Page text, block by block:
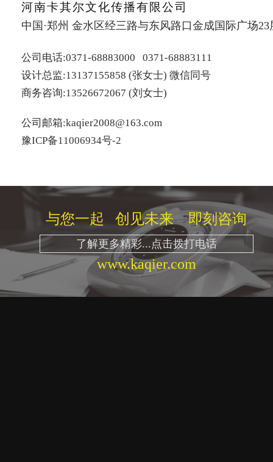
河南卡其尔文化传播有限公司
中国·郑州 金水区经三路与东风路口金成国际广场23
公司电话:0371-68883000 0371-68883111
设计总监:13137155858 (张女士) 微信同号
商务咨询:13526672067 (刘女士)
公司邮箱:kaqier2008@163.com
豫ICP备11006934号-2
与您一起 创见未来 即刻咨询
了解更多精彩...点击拨打电话
www.kaqier.com